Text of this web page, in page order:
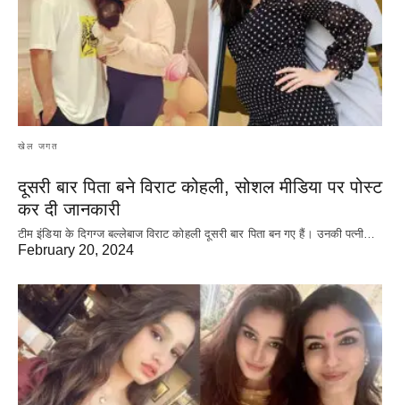
खेल जगत
दूसरी बार‌ पिता बने विराट कोहली, सोशल मीडिया पर पोस्ट
कर दी‌ जानकारी
टीम इंडिया के दिगग्ज बल्लेबाज विराट कोहली दूसरी बार पिता बन गए हैं। उनकी पत्नी…
February 20, 2024